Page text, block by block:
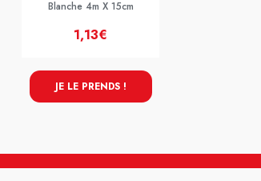
Blanche 4m X 15cm
1,13€
JE LE PRENDS !